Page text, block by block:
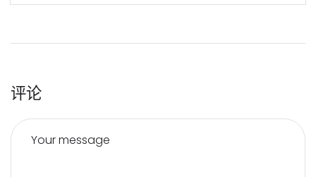
评论
Your message